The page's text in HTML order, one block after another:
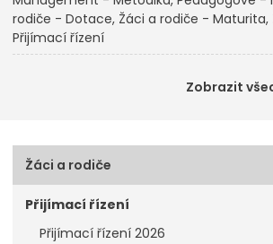
rodiče - Dotace Žáci a rodiče - Maturita
Přijímací řízení
Zobrazit
Žáci a rodiče
Přijímací řízení
Přijímací řízení 2026